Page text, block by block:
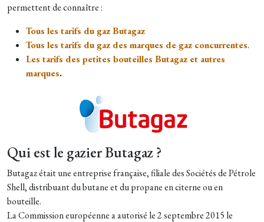
permettent de connaître :
Tous les tarifs du gaz Butagaz
Tous les tarifs du gaz des marques de gaz concurrentes.
Les tarifs des petites bouteilles Butagaz et autres
marques.
Qui est le gazier Butagaz ?
Butagaz était une entreprise française, filiale des Sociétés de Pétrole
Shell, distribuant du butane et du propane en citerne ou en
bouteille.
La Commission européenne a autorisé le 2 septembre 2015 le